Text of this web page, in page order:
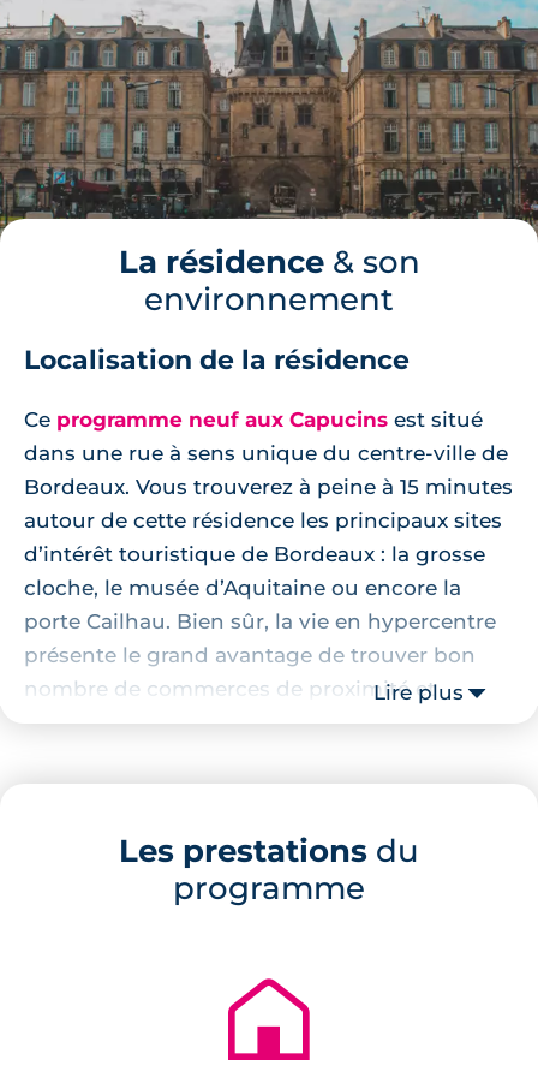
La résidence& son
environnement
Localisation de la résidence
Ce programme neuf aux Capucins est situé
dans une rue à sens unique du centre-ville de
Bordeaux. Vous trouverez à peine à 15 minutes
autour de cette résidence les principaux sites
d’intérêt touristique de Bordeaux : la grosse
cloche, le musée d’Aquitaine ou encore la
porte Cailhau. Bien sûr, la vie en hypercentre
présente le grand avantage de trouver bon
nombre de commerces de proximité et
services : bureaux de poste, superette,
perpendiculaire à la célèbre rue Sainte-
d’Europe.
Au niveau des transports, c’est exceptionnel :
minutes à pied. Vous allez pouvoir vous vous
déplacer à Bordeaux très facilement. De plus,
Lire plus
Les prestations du
programme
🏚